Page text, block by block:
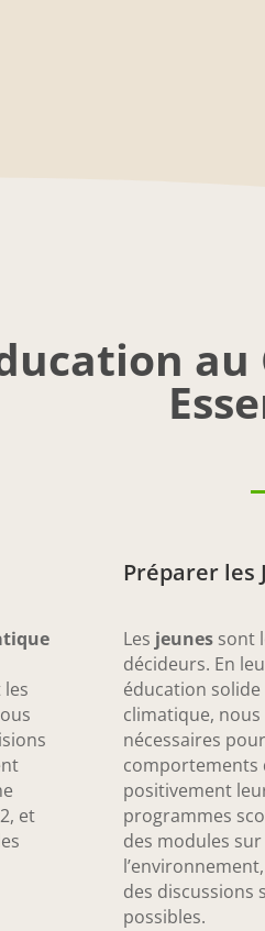
et
Préparer les
Les jeunessont
décideurs. En
éducation
climatique,
nécessaires
comportements
positivement
programmes
des modules
des discussions
possibles.